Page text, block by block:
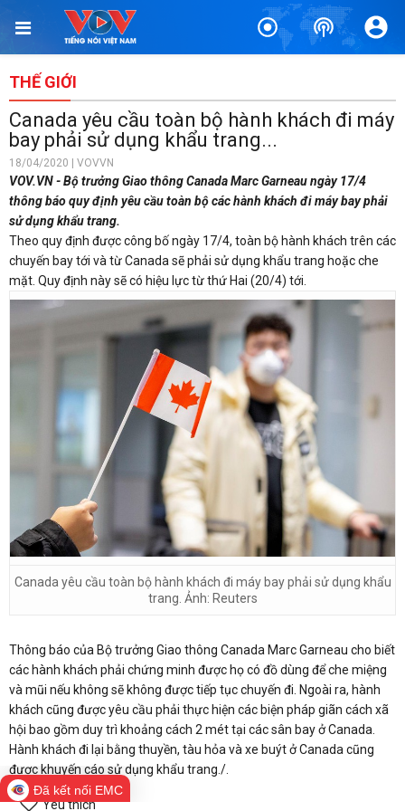
THẾ GIỚI
Canada yêu cầu toàn bộ hành khách đi máy
bay phải sử dụng khẩu trang...
18/04/2020 | VOVVN
VOV.VN - Bộ trưởng Giao thông Canada Marc Garneau ngày 17/4
thông báo quy định yêu cầu toàn bộ các hành khách đi máy bay phải
sử dụng khẩu trang.
Theo quy định được công bố ngày 17/4, toàn bộ hành khách trên các
chuyến bay tới và từ Canada sẽ phải sử dụng khẩu trang hoặc che
mặt. Quy định này sẽ có hiệu lực từ thứ Hai (20/4) tới.
Canada yêu cầu toàn bộ hành khách đi máy bay phải sử dụng khẩu
trang. Ảnh: Reuters
Thông báo của Bộ trưởng Giao thông Canada Marc Garneau cho biết
các hành khách phải chứng minh được họ có đồ dùng để che miệng
và mũi nếu không sẽ không được tiếp tục chuyến đi. Ngoài ra, hành
khách cũng được yêu cầu phải thực hiện các biện pháp giãn cách xã
hội bao gồm duy trì khoảng cách 2 mét tại các sân bay ở Canada.
Hành khách đi lại bằng thuyền, tàu hỏa và xe buýt ở Canada cũng
được khuyến cáo sử dụng khẩu trang./.
Yêu thích
Đã kết nối EMC